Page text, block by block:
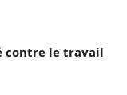
contre le travail